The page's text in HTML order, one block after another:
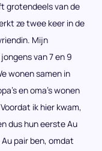
grotendeels van de
ze twee keer in de
Mijn
van 7 en 9
wonen samen in
en oma’s wonen
ik hier kwam,
dus hun eerste Au
pair ben, omdat